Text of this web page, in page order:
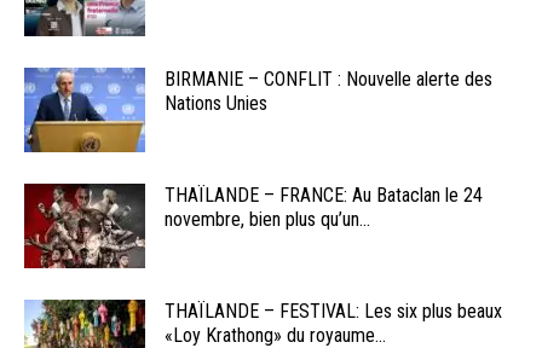
BIRMANIE – CONFLIT : Nouvelle alerte des
Nations Unies
THAÏLANDE – FRANCE: Au Bataclan le 24
novembre, bien plus qu’un...
THAÏLANDE – FESTIVAL: Les six plus beaux
«Loy Krathong» du royaume...